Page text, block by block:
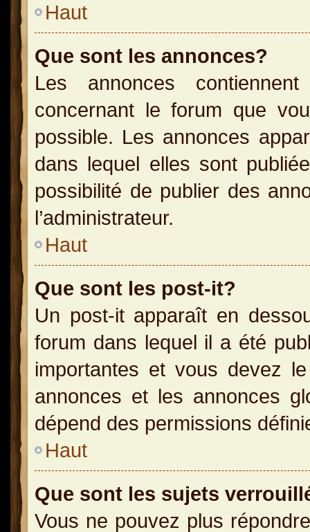
Haut
Que sont les annonces?
Les annonces
concernant le forum que
possible. Les annonces
dans lequel elles sont
possibilité de publier des
l’administrateur.
Haut
Que sont les post-it?
Un post-it apparaît en
forum dans lequel il a été
importantes et vous devez
annonces et les annonces
dépend des permissions
Haut
Que sont les sujets
Vous ne pouvez plus